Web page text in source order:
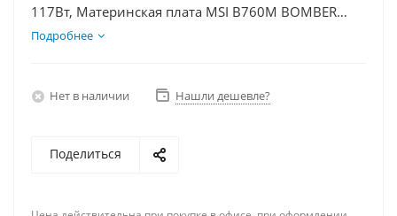
117Вт, Материнская плата MSI B760M BOMBER
WIFI D5, Видеокарта RTX 4060Ti 8Гб, Память
Подробнее
Нет в наличии Нашли дешевле?
Поделиться